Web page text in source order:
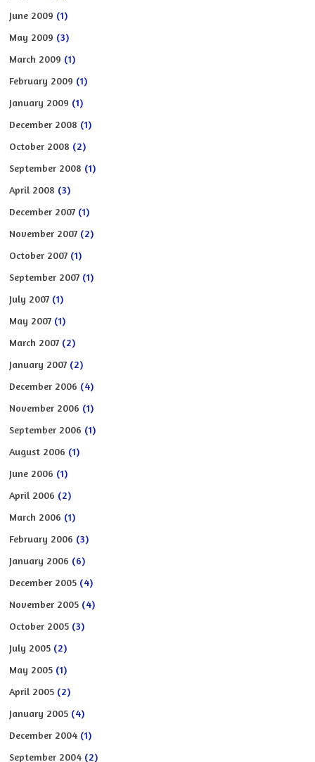
June 2009 (1)
May 2009 (3)
March 2009 (1)
February 2009 (1)
January 2009 (1)
December 2008 (1)
October 2008 (2)
September 2008 (1)
April 2008 (3)
December 2007 (1)
November 2007 (2)
October 2007 (1)
September 2007 (1)
July 2007 (1)
May 2007 (1)
March 2007 (2)
January 2007 (2)
December 2006 (4)
November 2006 (1)
September 2006 (1)
August 2006 (1)
June 2006 (1)
April 2006 (2)
March 2006 (1)
February 2006 (3)
January 2006 (6)
December 2005 (4)
November 2005 (4)
October 2005 (3)
July 2005 (2)
May 2005 (1)
April 2005 (2)
January 2005 (4)
December 2004 (1)
September 2004 (2)